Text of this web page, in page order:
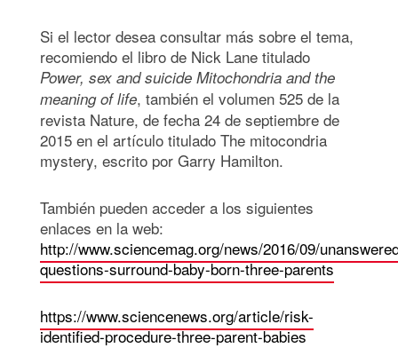
Si el lector desea consultar más sobre el tema,
recomiendo el libro de Nick Lane titulado
Power, sex and suicide Mitochondria and the
meaning of life, también el volumen 525 de la
revista Nature, de fecha 24 de septiembre de
2015 en el artículo titulado The mitocondria
mystery, escrito por Garry Hamilton.
También pueden acceder a los siguientes
enlaces en la web:
http://www.sciencemag.org/news/2016/09/
questions-surround-baby-born-three-parents
https://www.sciencenews.org/article/risk-
identified-procedure-three-parent-babies